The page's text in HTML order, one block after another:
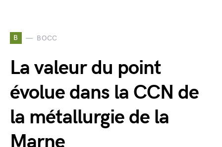
B BOCC
La valeur du point
évolue dans la CCN de
la métallurgie de la
Marne